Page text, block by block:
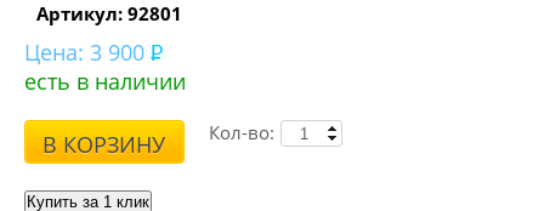
Артикул: 92801
Цена: 3 900
есть в наличии
В КОРЗИНУ Кол-во: